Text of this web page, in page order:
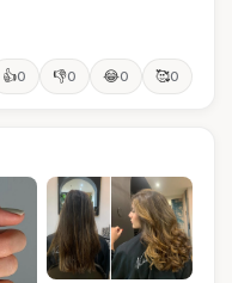
👍0 👎0 😂0 🥰0